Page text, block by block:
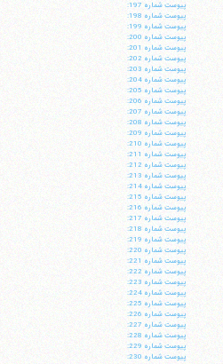
پيوست شماره 197:
پيوست شماره 198:
پيوست شماره 199:
پيوست شماره 200:
پيوست شماره 201:
پيوست شماره 202:
پيوست شماره 203:
پيوست شماره 204:
پيوست شماره 205:
پيوست شماره 206:
پيوست شماره 207:
پيوست شماره 208:
پيوست شماره 209:
پيوست شماره 210:
پيوست شماره 211:
پيوست شماره 212:
پيوست شماره 213:
پيوست شماره 214:
پيوست شماره 215:
پيوست شماره 216:
پيوست شماره 217:
پيوست شماره 218:
پيوست شماره 219:
پيوست شماره 220:
پيوست شماره 221:
پيوست شماره 222:
پيوست شماره 223:
پيوست شماره 224:
پيوست شماره 225:
پيوست شماره 226:
پيوست شماره 227:
پيوست شماره 228:
پيوست شماره 229:
پيوست شماره 230: